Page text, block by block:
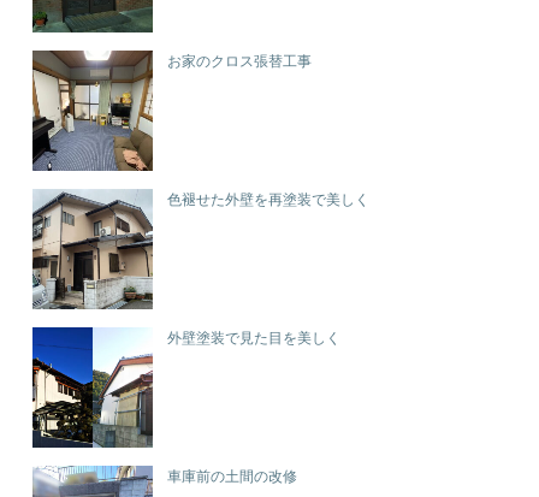
お家のクロス張替工事
色褪せた外壁を再塗装で美しく
外壁塗装で見た目を美しく
車庫前の土間の改修